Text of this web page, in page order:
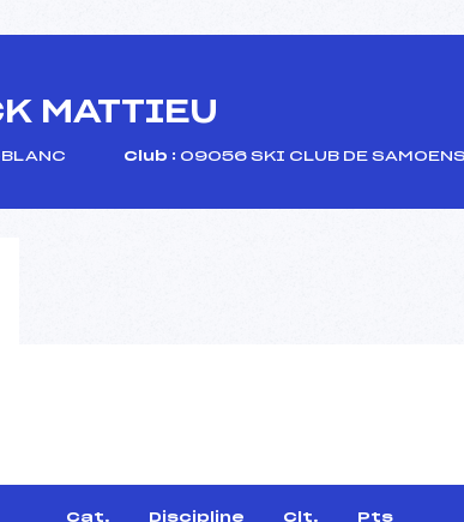
MATTIEU
Club : 09056 SKI CLUB DE SAMOENS
Cat. Discipline Clt. Pts